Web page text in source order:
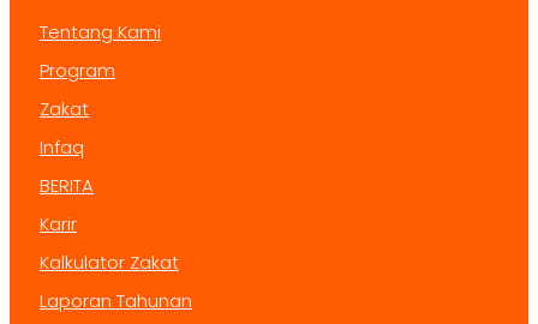
Tentang Kami
Program
Zakat
Infaq
BERITA
Karir
Kalkulator Zakat
Laporan Tahunan